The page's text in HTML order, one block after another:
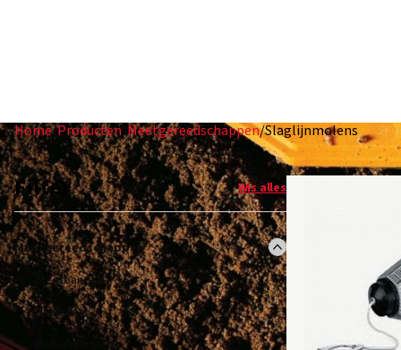
Home/Producten/Meetgereedschappen/Slaglijnmolens
Filter Wis alles
Meetgereedschappen
Meetbanden
Peillinten
Rolbandmaten